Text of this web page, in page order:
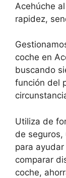
Acehúche
rapidez,
coche en
buscando
función del
Utiliza de
de
para
comparar
coche,